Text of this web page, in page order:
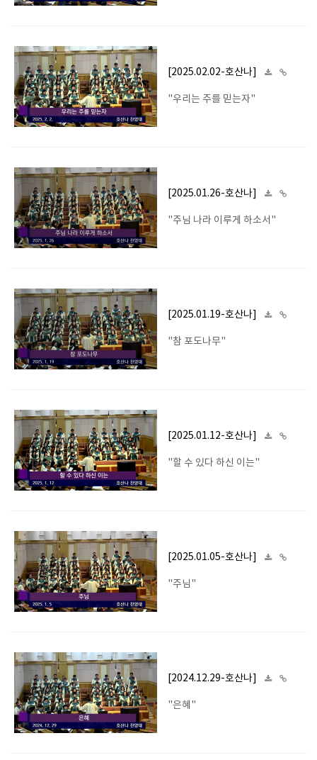
[2025.02.02-호산나]
"우리는 주를 믿는자"
[2025.01.26-호산나]
"주님 나라 이루게 하소서"
[2025.01.19-호산나]
"참 포도나무"
[2025.01.12-호산나]
"할 수 있다 하신 이는"
[2025.01.05-호산나]
"주님"
[2024.12.29-호산나]
"은혜"